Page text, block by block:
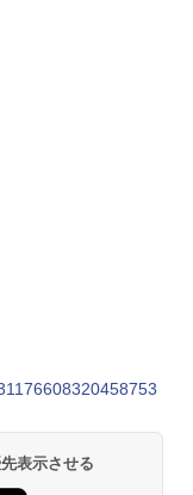
表示させる